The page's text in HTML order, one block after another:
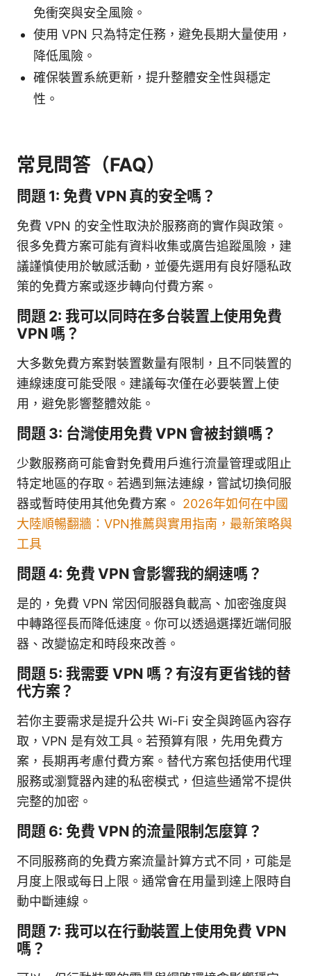
免衝突與安全風險。
使用 VPN 只為特定任務，避免長期大量使用，
降低風險。
確保裝置系統更新，提升整體安全性與穩定
性。
常見問答（FAQ）
問題 1: 免費 VPN 真的安全嗎？
免費 VPN 的安全性取決於服務商的實作與政策。
很多免費方案可能有資料收集或廣告追蹤風險，建
議謹慎使用於敏感活動，並優先選用有良好隱私政
策的免費方案或逐步轉向付費方案。
問題 2: 我可以同時在多台裝置上使用免費
VPN 嗎？
大多數免費方案對裝置數量有限制，且不同裝置的
連線速度可能受限。建議每次僅在必要裝置上使
用，避免影響整體效能。
問題 3: 台灣使用免費 VPN 會被封鎖嗎？
少數服務商可能會對免費用戶進行流量管理或阻止
特定地區的存取。若遇到無法連線，嘗試切換伺服
器或暫時使用其他免費方案。 2026年如何在中國
大陸順暢翻牆：VPN推薦與實用指南，最新策略與
工具
問題 4: 免費 VPN 會影響我的網速嗎？
是的，免費 VPN 常因伺服器負載高、加密強度與
中轉路徑長而降低速度。你可以透過選擇近端伺服
器、改變協定和時段來改善。
問題 5: 我需要 VPN 嗎？有沒有更省钱的替
代方案？
若你主要需求是提升公共 Wi-Fi 安全與跨區內容存
取，VPN 是有效工具。若預算有限，先用免費方
案，長期再考慮付費方案。替代方案包括使用代理
服務或瀏覽器內建的私密模式，但這些通常不提供
完整的加密。
問題 6: 免費 VPN 的流量限制怎麼算？
不同服務商的免費方案流量計算方式不同，可能是
月度上限或每日上限。通常會在用量到達上限時自
動中斷連線。
問題 7: 我可以在行動裝置上使用免費 VPN
嗎？